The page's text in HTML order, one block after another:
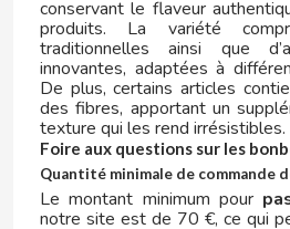
COOKIE POP & CANDY POP
COVAP
CRUSHIOUS
CRUZCAMPO
conservant le flaveur
produits. La variété
traditionnelles ainsi que
innovantes, adaptées à
De plus, certains articles
des fibres, apportant un
texture qui les rend irrésistibles.
Foire aux questions sur les
Quantité minimale de commande
Le montant minimum pour
notre site est de 70 €, ce qui